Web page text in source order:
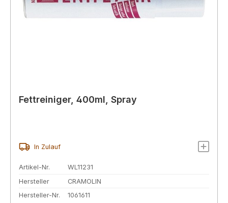
Fettreiniger, 400ml, Spray
In Zulauf
Artikel-Nr.
WL11231
Hersteller
CRAMOLIN
Hersteller-Nr.
1061611